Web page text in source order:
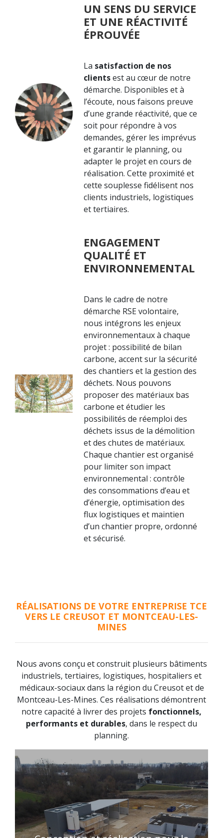
UN SENS DU SERVICE
ET UNE RÉACTIVITÉ
ÉPROUVÉE
La satisfaction de nos
clientsest au cœur de notre
démarche. Disponibles et à
l’écoute, nous faisons preuve
d’une grande réactivité, que ce
soit pour répondre à vos
demandes, gérer les imprévus
et garantir le planning, ou
adapter le projet en cours de
réalisation. Cette proximité et
cette souplesse fidélisent nos
clients industriels, logistiques
et tertiaires.
ENGAGEMENT
QUALITÉ ET
ENVIRONNEMENTAL
Dans le cadre de notre
démarche RSE volontaire,
nous intégrons les enjeux
environnementaux à chaque
projet : possibilité de bilan
carbone, accent sur la sécurité
des chantiers et la gestion des
déchets. Nous pouvons
proposer des matériaux bas
carbone et étudier les
possibilités de réemploi des
déchets issus de la démolition
et des chutes de matériaux.
Chaque chantier est organisé
pour limiter son impact
environnemental : contrôle
des consommations d’eau et
d’énergie, optimisation des
flux logistiques et maintien
d’un chantier propre, ordonné
et sécurisé.
RÉALISATIONS DE VOTRE ENTREPRISE TCE
VERS LE CREUSOT ET MONTCEAU-LES-
MINES
Nous avons conçu et construit plusieurs bâtiments
industriels, tertiaires, logistiques, hospitaliers et
médicaux-sociaux dans la région du Creusot et de
Montceau-Les-Mines. Ces réalisations démontrent
notre capacité à livrer des projets fonctionnels,
performants et durables, dans le respect du
planning.